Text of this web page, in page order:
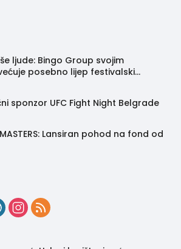
ljude: Bingo Group svojim
posebno lijep festivalski
sponzor UFC Fight Night Belgrade
MASTERS: Lansiran pohod na fond od